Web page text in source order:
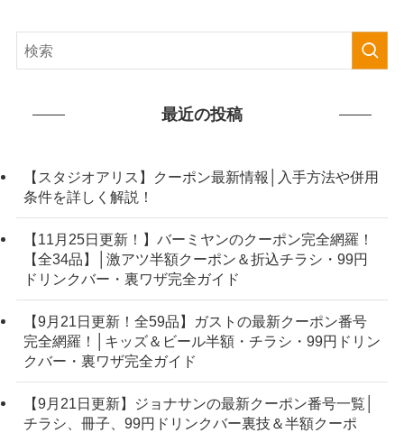
最近の投稿
【スタジオアリス】クーポン最新情報│入手方法や併用
条件を詳しく解説！
【11月25日更新！】バーミヤンのクーポン完全網羅！
【全34品】│激アツ半額クーポン＆折込チラシ・99円
ドリンクバー・裏ワザ完全ガイド
【9月21日更新！全59品】ガストの最新クーポン番号
完全網羅！│キッズ＆ビール半額・チラシ・99円ドリン
クバー・裏ワザ完全ガイド
【9月21日更新】ジョナサンの最新クーポン番号一覧│
チラシ、冊子、99円ドリンクバー裏技＆半額クーポ